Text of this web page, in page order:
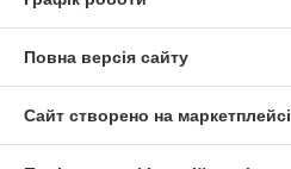
Повна версія сайту
Сайт створено на маркетплейсі